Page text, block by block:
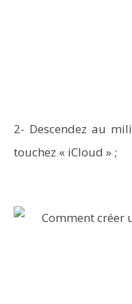
2- Descendez au
touchez « iCloud » ;